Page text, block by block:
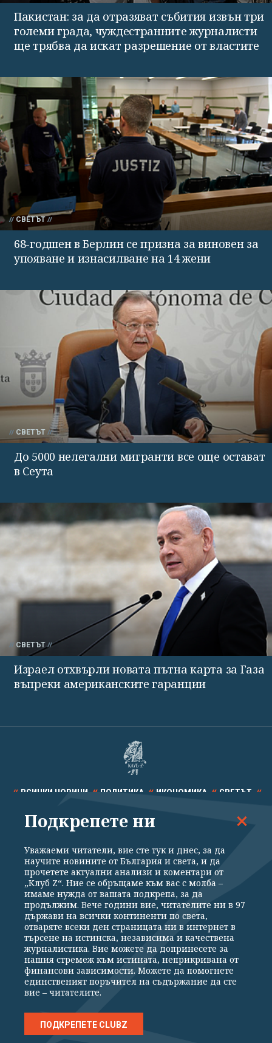
Пакистан: за да отразяват събития извън три
големи града, чуждестранните журналисти
ще трябва да искат разрешение от властите
СВЕТЪТ
68-годшен в Берлин се призна за виновен за
упояване и изнасилване на 14 жени
СВЕТЪТ
До 5000 нелегални мигранти все още остават
в Сеута
СВЕТЪТ
Израел отхвърли новата пътна карта за Газа
въпреки американските гаранции
ВСИЧКИ НОВИНИ ПОЛИТИКА ИКОНОМИКА СВЕТЪТ
СПОРТ КУЛТУРА ТЕХНОЛОГИИ КАЛЕЙДОСКОП
Общи условия
Политика за поверителност
Реклама
Партньори Контакти
За Клуб Z
Екип
Подкрепете ни
Издател на www.clubz.bg е „Клуб Зебра Медия“ ЕООД, София, ул. "Алеко
Константинов" 3. Всички права запазени 2026 „Клуб Зебра Медия“
Препечатването на материали, снимки и видео от www.clubz.bg без
разрешение ще бъде преследвано по съдебен път, съгласно
ОБЩИТЕ УСЛОВИЯ
Подкрепете ни
Уважаеми читатели, вие сте тук и днес, за да
научите новините от България и света, и да
прочетете актуални анализи и коментари от
„Клуб Z“. Ние се обръщаме към вас с молба –
имаме нужда от вашата подкрепа, за да
продължим. Вече години вие, читателите ни в 97
държави на всички континенти по света,
отваряте всеки ден страницата ни в интернет в
търсене на истинска, независима и качествена
журналистика. Вие можете да допринесете за
нашия стремеж към истината, неприкривана от
финансови зависимости. Можете да помогнете
единственият поръчител на съдържание да сте
вие – читателите.
ПОДКРЕПЕТЕ CLUBZ